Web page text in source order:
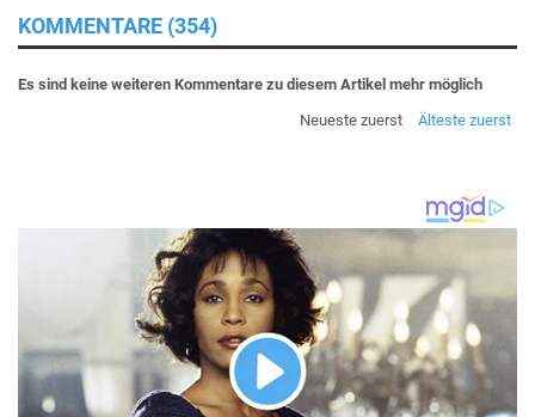
KOMMENTARE (354)
Es sind keine weiteren Kommentare zu diesem Artikel mehr möglich
Neueste zuerst
Älteste zuerst